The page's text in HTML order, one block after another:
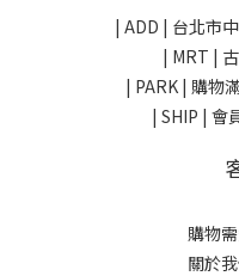
| ADD | 台北市
| MRT |
| PARK | 購物
| SHIP | 會
購物
關於